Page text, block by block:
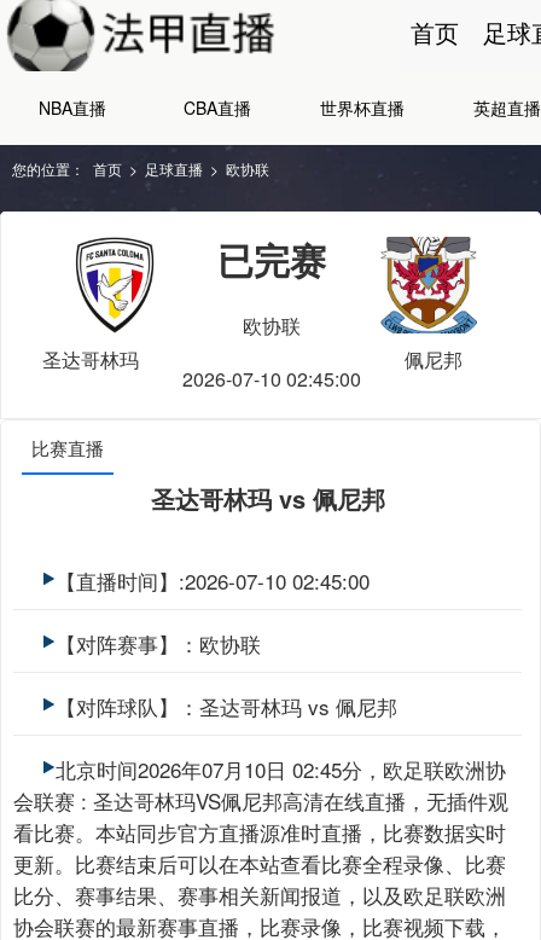
首页 足球
NBA直播 CBA直播 世界杯直播 英超直播
您的位置： 首页 > 足球直播 > 欧协联
圣达哥林玛
已完赛
欧协联
2026-07-10 02:45:00
佩尼邦
比赛直播
圣达哥林玛 vs 佩尼邦
【直播时间】:2026-07-10 02:45:00
【对阵赛事】：欧协联
【对阵球队】：圣达哥林玛 vs 佩尼邦
北京时间2026年07月10日 02:45分，欧足联欧洲协
会联赛 : 圣达哥林玛VS佩尼邦高清在线直播，无插件观
看比赛。本站同步官方直播源准时直播，比赛数据实时
更新。比赛结束后可以在本站查看比赛全程录像、比赛
比分、赛事结果、赛事相关新闻报道，以及欧足联欧洲
协会联赛的最新赛事直播，比赛录像，比赛视频下载，